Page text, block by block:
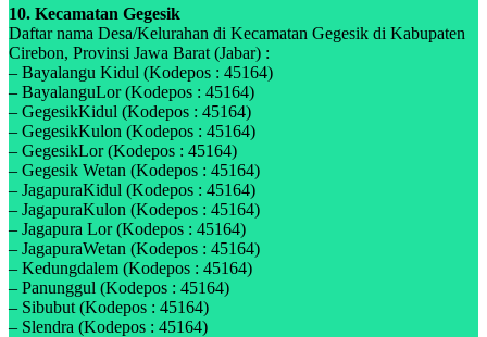
10. Kecamatan Gegesik
Daftar nama Desa/Kelurahan di Kecamatan Gegesik di Kabupaten
Cirebon, Provinsi Jawa Barat (Jabar) :
– Bayalangu Kidul (Kodepos : 45164)
– BayalanguLor (Kodepos : 45164)
– GegesikKidul (Kodepos : 45164)
– GegesikKulon (Kodepos : 45164)
– GegesikLor (Kodepos : 45164)
– Gegesik Wetan (Kodepos : 45164)
– JagapuraKidul (Kodepos : 45164)
– JagapuraKulon (Kodepos : 45164)
– Jagapura Lor (Kodepos : 45164)
– JagapuraWetan (Kodepos : 45164)
– Kedungdalem (Kodepos : 45164)
– Panunggul (Kodepos : 45164)
– Sibubut (Kodepos : 45164)
– Slendra (Kodepos : 45164)